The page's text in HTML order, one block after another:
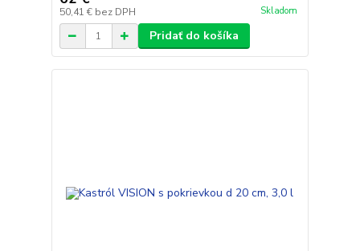
50,41 € bez DPH Skladom
Pridať do košíka